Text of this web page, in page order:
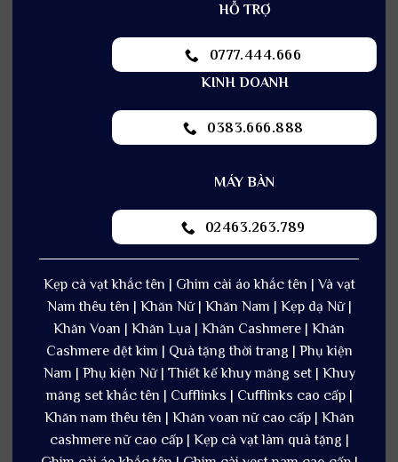
HỖ TRỢ
0777.444.666
KINH DOANH
0383.666.888
MÁY BÀN
02463.263.789
Kẹp cà vạt khắc tên | Ghim cài áo khắc tên | Và vạt
Nam thêu tên | Khăn Nữ | Khăn Nam | Kẹp dạ Nữ |
Khăn Voan | Khăn Lụa | Khăn Cashmere | Khăn
Cashmere dệt kim | Quà tặng thời trang | Phụ kiện
Nam | Phụ kiện Nữ | Thiết kế khuy măng set | Khuy
măng set khắc tên | Cufflinks | Cufflinks cao cấp |
Khăn nam thêu tên | Khăn voan nữ cao cấp | Khăn
cashmere nữ cao cấp | Kẹp cà vạt làm quà tặng |